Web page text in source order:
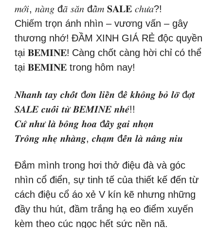
𝑚𝑜̛́𝑖, 𝑛𝑎̀𝑛𝑔 đ𝑎̃ 𝑠𝑎̆𝑛 đ𝑎̂̀𝑚 𝐒𝐀𝐋𝐄 𝑐ℎ𝑢̛𝑎?!
Chiếm trọn ánh nhìn – vương vấn – gây
thương nhớ! ĐẦM XINH GIÁ RẺ độc quyền
tại 𝐁𝐄𝐌𝐈𝐍𝐄! Càng chốt càng hời chỉ có thể
tại 𝐁𝐄𝐌𝐈𝐍𝐄 trong hôm nay!
𝑵𝒉𝒂𝒏𝒉 𝒕𝒂𝒚 𝒄𝒉𝒐̂́𝒕 đ𝒐̛𝒏 𝒍𝒊𝒆̂̀𝒏 đ𝒆̂̉ 𝒌𝒉𝒐̂𝒏𝒈 𝒃𝒐̉ 𝒍𝒐̛̃ đ𝒐̛̣𝒕
𝑺𝑨𝑳𝑬 𝒄𝒖𝒐̂́𝒊 𝒕𝒖̛̀ 𝑩𝑬𝑴𝑰𝑵𝑬 𝒏𝒉𝒆́!!
𝑪𝒖̛́ 𝒏𝒉𝒖̛ 𝒍𝒂̀ 𝒃𝒐̂𝒏𝒈 𝒉𝒐𝒂 đ𝒂̂̀𝒚 𝒈𝒂𝒊 𝒏𝒉𝒐̣𝒏
𝑻𝒓𝒐̂𝒏𝒈 𝒏𝒉𝒆̣ 𝒏𝒉𝒂̀𝒏𝒈, 𝒄𝒉𝒂̣𝒎 đ𝒆̂́𝒏 𝒍𝒂̀ 𝒏𝒂̂𝒏𝒈 𝒏𝒊𝒖
Đắm mình trong hơi thở điệu đà và góc
nhìn cổ điển, sự tinh tế của thiết kế đến từ
cách điệu cổ áo xẻ V kín kẽ nhưng những
đầy thu hút, đầm trắng hạ eo điểm xuyến
kèm theo cúc ngọc hết sức nền nã.